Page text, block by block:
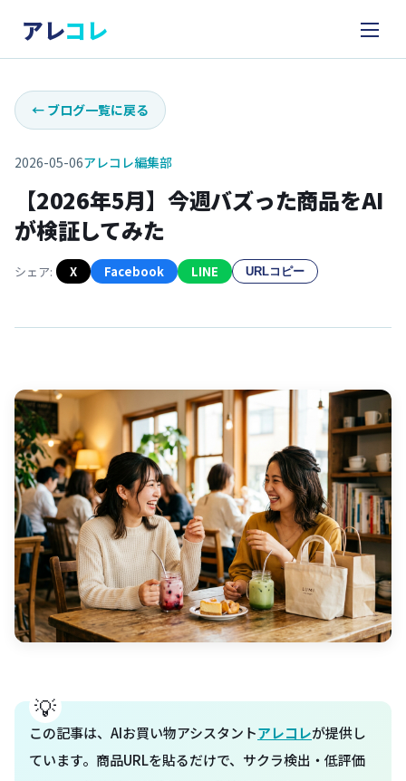
アレコレ
← ブログ一覧に戻る
2026-05-06アレコレ編集部
【2026年5月】今週バズった商品をAI
が検証してみた
シェア: X Facebook LINE URLコピー
この記事は、AIお買い物アシスタントアレコレが提供し
ています。商品URLを貼るだけで、サクラ検出・低評価